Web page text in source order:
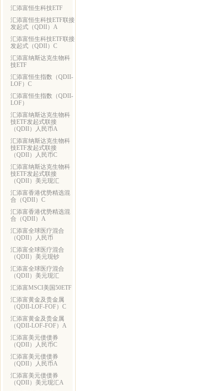
汇添富恒生科技ETF
汇添富恒生科技ETF联接
发起式（QDII）A
汇添富恒生科技ETF联接
发起式（QDII）C
汇添富纳斯达克生物科
技ETF
汇添富恒生指数（QDII-
LOF）C
汇添富恒生指数（QDII-
LOF）
汇添富纳斯达克生物科
技ETF发起式联接
（QDII）人民币A
汇添富纳斯达克生物科
技ETF发起式联接
（QDII）人民币C
汇添富纳斯达克生物科
技ETF发起式联接
（QDII）美元现汇
汇添富香港优势精选混
合（QDII）C
汇添富香港优势精选混
合（QDII）A
汇添富全球医疗混合
（QDII）人民币
汇添富全球医疗混合
（QDII）美元现钞
汇添富全球医疗混合
（QDII）美元现汇
汇添富MSCI美国50ETF
汇添富黄金及贵金属
（QDII-LOF-FOF）C
汇添富黄金及贵金属
（QDII-LOF-FOF）A
汇添富美元债债券
（QDII）人民币C
汇添富美元债债券
（QDII）人民币A
汇添富美元债债券
（QDII）美元现汇A